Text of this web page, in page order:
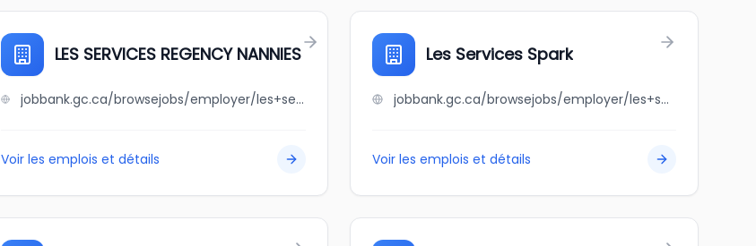
LES SERVICES REGENCY NANNIES
jobbank.gc.ca/browsejobs/employer/les+services+regency+nannies/ca
Voir les emplois et détails
Les Services Spark
jobbank.gc.ca/browsejobs/employer/les+services+spark/ca
Voir les emplois et détails